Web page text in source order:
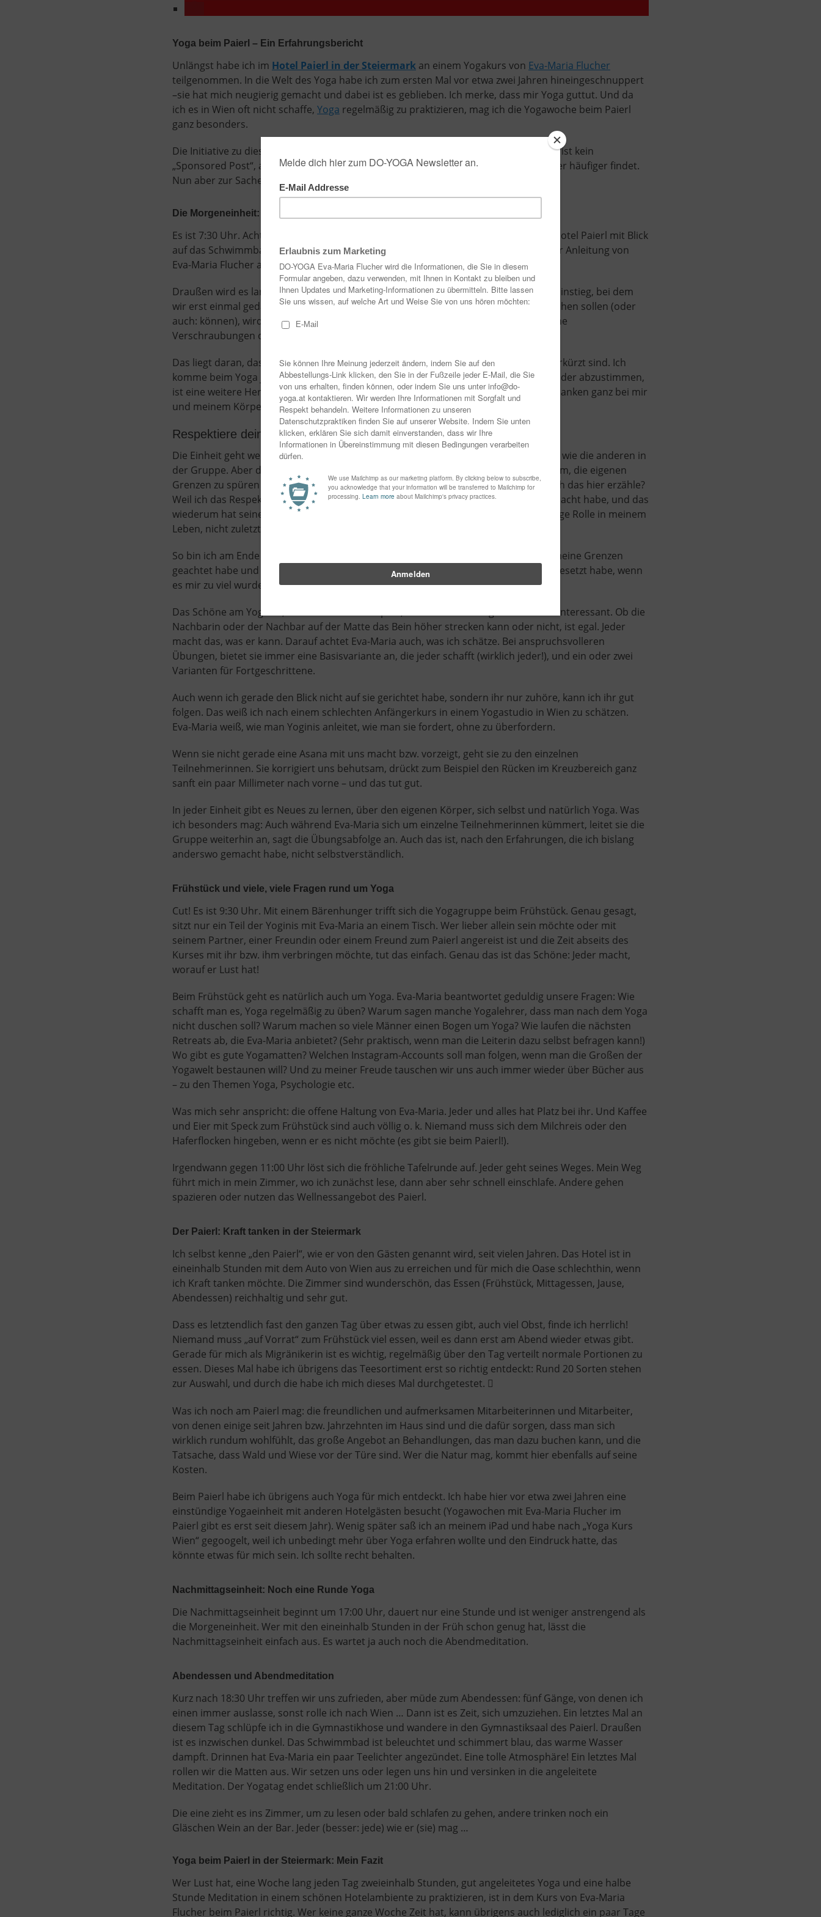
Yoga beim Paierl – Ein Erfahrungsbericht
Unlängst habe ich im Hotel Paierl in der Steiermark an einem Yogakurs von Eva-Maria Flucher
teilgenommen. In die Welt des Yoga habe ich zum ersten Mal vor etwa zwei Jahren hineingeschnuppert
–sie hat mich neugierig gemacht und dabei ist es geblieben. Ich merke, dass mir Yoga guttut. Und da
ich es in Wien oft nicht schaffe, Yoga regelmäßig zu praktizieren, mag ich die Yogawoche beim Paierl
ganz besonders.
Die Initiative zu diesem Blogartikel ist übrigens von mir ausgegangen und der Artikel ist kein
„Sponsored Post“, also kein bezahlter Artikel, wie man ihn auf Blogs inzwischen immer häufiger findet.
Nun aber zur Sache: Yoga beim Paierl mit Eva-Maria Flucher.
Die Morgeneinheit: Yoga und die eigenen Grenzen
Es ist 7:30 Uhr. Acht Frauen haben sich in dem wunderschönen Gymnastiksaal des Hotel Paierl mit Blick
auf das Schwimmbad versammelt. Eineinhalb Stunden werden wir uns nun unter der Anleitung von
Eva-Maria Flucher auf unseren Matten strecken und recken.
Draußen wird es langsam hell und ich werde langsam munter. Nach einem sanften Einstieg, bei dem
wir erst einmal gedanklich ankommen und uns ein Thema für die heutige Einheit suchen sollen (oder
auch: können), wird es zunehmend fordernd – zumindest für mich. Auch ohne jegliche
Verschraubungen oder akrobatische Übungen empfinde ich Yoga als anstrengend.
Das liegt daran, dass ich im Alltag zu wenig Bewegung habe und manche Muskeln verkürzt sind. Ich
komme beim Yoga jedes Mal ordentlich ins Schwitzen. Atem und Bewegung aufeinander abzustimmen,
ist eine weitere Herausforderung. Ich konzentriere mich und merke, dass meine Gedanken ganz bei mir
und meinem Körper sind. Der Alltag ist plötzlich weit weg – herrlich!
Respektiere deine Grenzen
Die Einheit geht weiter. Nicht alle Asanas kann ich so lange halten oder wiederholen, wie die anderen in
der Gruppe. Aber das macht nichts: Im Yoga geht es nicht um Leistung. Es geht darum, die eigenen
Grenzen zu spüren und sie zu respektieren und es geht um das Bemühen. Warum ich das hier erzähle?
Weil ich das Respektieren der eigenen Grenzen zum Thema dieser einen Einheit gemacht habe, und das
wiederum hat seinen Grund: Das Thema spielt für mich seit vielen Jahren eine wichtige Rolle in meinem
Leben, nicht zuletzt auch deshalb,
So bin ich am Ende der eineinhalbstündigen Einheit auch stolz darauf, dass ich auf meine Grenzen
geachtet habe und behutsam mit mir umgegangen bin, dass ich beispielsweise ausgesetzt habe, wenn
es mir zu viel wurde.
Das Schöne am Yoga ist, dass es keine Rolle spielt, wer was kann. Vergleiche sind uninteressant. Ob die
Nachbarin oder der Nachbar auf der Matte das Bein höher strecken kann oder nicht, ist egal. Jeder
macht das, was er kann. Darauf achtet Eva-Maria auch, was ich schätze. Bei anspruchsvolleren
Übungen, bietet sie immer eine Basisvariante an, die jeder schafft (wirklich jeder!), und ein oder zwei
Varianten für Fortgeschrittene.
Auch wenn ich gerade den Blick nicht auf sie gerichtet habe, sondern ihr nur zuhöre, kann ich ihr gut
folgen. Das weiß ich nach einem schlechten Anfängerkurs in einem Yogastudio in Wien zu schätzen.
Eva-Maria weiß, wie man Yoginis anleitet, wie man sie fordert, ohne zu überfordern.
Wenn sie nicht gerade eine Asana mit uns macht bzw. vorzeigt, geht sie zu den einzelnen
Teilnehmerinnen. Sie korrigiert uns behutsam, drückt zum Beispiel den Rücken im Kreuzbereich ganz
sanft ein paar Millimeter nach vorne – und das tut gut.
In jeder Einheit gibt es Neues zu lernen, über den eigenen Körper, sich selbst und natürlich Yoga. Was
ich besonders mag: Auch während Eva-Maria sich um einzelne Teilnehmerinnen kümmert, leitet sie die
Gruppe weiterhin an, sagt die Übungsabfolge an. Auch das ist, nach den Erfahrungen, die ich bislang
anderswo gemacht habe, nicht selbstverständlich.
Frühstück und viele, viele Fragen rund um Yoga
Cut! Es ist 9:30 Uhr. Mit einem Bärenhunger trifft sich die Yogagruppe beim Frühstück. Genau gesagt,
sitzt nur ein Teil der Yoginis mit Eva-Maria an einem Tisch. Wer lieber allein sein möchte oder mit
seinem Partner, einer Freundin oder einem Freund zum Paierl angereist ist und die Zeit abseits des
Kurses mit ihr bzw. ihm verbringen möchte, tut das einfach. Genau das ist das Schöne: Jeder macht,
worauf er Lust hat!
Beim Frühstück geht es natürlich auch um Yoga. Eva-Maria beantwortet geduldig unsere Fragen: Wie
schafft man es, Yoga regelmäßig zu üben? Warum sagen manche Yogalehrer, dass man nach dem Yoga
nicht duschen soll? Warum machen so viele Männer einen Bogen um Yoga? Wie laufen die nächsten
Retreats ab, die Eva-Maria anbietet? (Sehr praktisch, wenn man die Leiterin dazu selbst befragen kann!)
Wo gibt es gute Yogamatten? Welchen Instagram-Accounts soll man folgen, wenn man die Großen der
Yogawelt bestaunen will? Und zu meiner Freude tauschen wir uns auch immer wieder über Bücher aus
– zu den Themen Yoga, Psychologie etc.
Was mich sehr anspricht: die offene Haltung von Eva-Maria. Jeder und alles hat Platz bei ihr. Und Kaffee
und Eier mit Speck zum Frühstück sind auch völlig o. k. Niemand muss sich dem Milchreis oder den
Haferflocken hingeben, wenn er es nicht möchte (es gibt sie beim Paierl!).
Irgendwann gegen 11:00 Uhr löst sich die fröhliche Tafelrunde auf. Jeder geht seines Weges. Mein Weg
führt mich in mein Zimmer, wo ich zunächst lese, dann aber sehr schnell einschlafe. Andere gehen
spazieren oder nutzen das Wellnessangebot des Paierl.
Der Paierl: Kraft tanken in der Steiermark
Ich selbst kenne „den Paierl“, wie er von den Gästen genannt wird, seit vielen Jahren. Das Hotel ist in
eineinhalb Stunden mit dem Auto von Wien aus zu erreichen und für mich die Oase schlechthin, wenn
ich Kraft tanken möchte. Die Zimmer sind wunderschön, das Essen (Frühstück, Mittagessen, Jause,
Abendessen) reichhaltig und sehr gut.
Dass es letztendlich fast den ganzen Tag über etwas zu essen gibt, auch viel Obst, finde ich herrlich!
Niemand muss „auf Vorrat“ zum Frühstück viel essen, weil es dann erst am Abend wieder etwas gibt.
Gerade für mich als Migränikerin ist es wichtig, regelmäßig über den Tag verteilt normale Portionen zu
essen. Dieses Mal habe ich übrigens das Teesortiment erst so richtig entdeckt: Rund 20 Sorten stehen
zur Auswahl, und durch die habe ich mich dieses Mal durchgetestet. 
Was ich noch am Paierl mag: die freundlichen und aufmerksamen Mitarbeiterinnen und Mitarbeiter,
von denen einige seit Jahren bzw. Jahrzehnten im Haus sind und die dafür sorgen, dass man sich
wirklich rundum wohlfühlt, das große Angebot an Behandlungen, das man dazu buchen kann, und die
Tatsache, dass Wald und Wiese vor der Türe sind. Wer die Natur mag, kommt hier ebenfalls auf seine
Kosten.
Beim Paierl habe ich übrigens auch Yoga für mich entdeckt. Ich habe hier vor etwa zwei Jahren eine
einstündige Yogaeinheit mit anderen Hotelgästen besucht (Yogawochen mit Eva-Maria Flucher im
Paierl gibt es erst seit diesem Jahr). Wenig später saß ich an meinem iPad und habe nach „Yoga Kurs
Wien“ gegoogelt, weil ich unbedingt mehr über Yoga erfahren wollte und den Eindruck hatte, das
könnte etwas für mich sein. Ich sollte recht behalten.
Nachmittagseinheit: Noch eine Runde Yoga
Die Nachmittagseinheit beginnt um 17:00 Uhr, dauert nur eine Stunde und ist weniger anstrengend als
die Morgeneinheit. Wer mit den eineinhalb Stunden in der Früh schon genug hat, lässt die
Nachmittagseinheit einfach aus. Es wartet ja auch noch die Abendmeditation.
Abendessen und Abendmeditation
Kurz nach 18:30 Uhr treffen wir uns zufrieden, aber müde zum Abendessen: fünf Gänge, von denen ich
einen immer auslasse, sonst rolle ich nach Wien … Dann ist es Zeit, sich umzuziehen. Ein letztes Mal an
diesem Tag schlüpfe ich in die Gymnastikhose und wandere in den Gymnastiksaal des Paierl. Draußen
ist es inzwischen dunkel. Das Schwimmbad ist beleuchtet und schimmert blau, das warme Wasser
dampft. Drinnen hat Eva-Maria ein paar Teelichter angezündet. Eine tolle Atmosphäre! Ein letztes Mal
rollen wir die Matten aus. Wir setzen uns oder legen uns hin und versinken in die angeleitete
Meditation. Der Yogatag endet schließlich um 21:00 Uhr.
Die eine zieht es ins Zimmer, um zu lesen oder bald schlafen zu gehen, andere trinken noch ein
Gläschen Wein an der Bar. Jeder (besser: jede) wie er (sie) mag …
Yoga beim Paierl in der Steiermark: Mein Fazit
Wer Lust hat, eine Woche lang jeden Tag zweieinhalb Stunden, gut angeleitetes Yoga und eine halbe
Stunde Meditation in einem schönen Hotelambiente zu praktizieren, ist in dem Kurs von Eva-Maria
Flucher beim Paierl richtig. Wer keine ganze Woche Zeit hat, kann übrigens auch lediglich ein paar Tage